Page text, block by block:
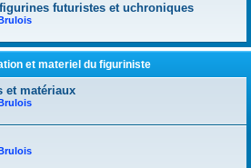
futuristes et uchroniques
et materiel du figuriniste
et matériaux